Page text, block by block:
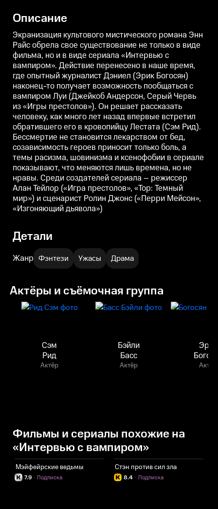
чтобы Луи продолжал давать
интервью.
Описание
Экранизация культового мистического романа Энн
Райс обрела свое существование не только в виде
фильма, но и в виде сериала «Интервью с
вампиром». Действие перенесено в наше время,
где опытный журналист Дэниел (Эрик Богосян)
наконец-то получает возможность пообщаться с
вампиром Луи (Джейкоб Андерсон, Серый Червь
из «Игры престолов»). Он решает рассказать
человеку, как много лет назад впервые встретил
обратившего его в кровопийцу Лестата (Сэм Рид).
Бессмертие не становится лекарством от бед,
созависимость героев приносит только боль, а
темы расизма, шовинизма и ксенофобии в сериале
показывают, что меняются лишь времена, но не
нравы. Среди создателей сериала – режиссер
Алан Тейлор («Игра престолов», «Тор: Темный
мир») и сценарист Ролин Джонс («Перри Мейсон»,
«Изгоняющий дьявола»)
Детали
Жанр Фэнтези Ужасы Драма
Актёры и съёмочная группа
Сэм
Рид
Актёр
Бэйли
Басс
Актёр
Эрик
Актёр
Фильмы и сериалы похожие на
«Интервью с вампиром»
Мэйфейрские ведьмы
7.9 Подписка
·
Стэн против сил зла
8.4 Подписка
·